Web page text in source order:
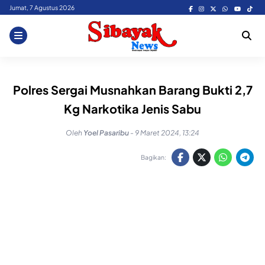
Skip
content
Jumat, 7 Agustus 2026
Polres Sergai Musnahkan Barang Bukti 2,7
Kg Narkotika Jenis Sabu
Oleh Yoel Pasaribu - 9 Maret 2024, 13:24
Bagikan: